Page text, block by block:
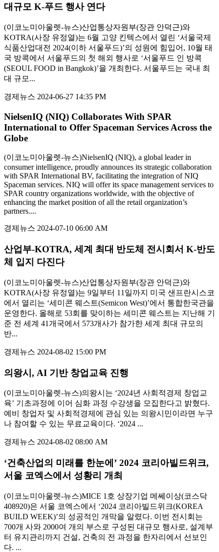
대규모 K-푸드 행사 연다
(이코노미아울렛-뉴스)산업통상자원부(장관 안덕근)와
KOTRA(사장 유정열)는 6월 고양 킨텍스에서 열린 ‘서울국제
식품산업대전 2024(이하 서울푸드)’의 성원에 힘입어, 10월 태
국 방콕에서 서울푸드의 첫 해외 행사로 ‘서울푸드 인 방콕
(SEOUL FOOD in Bangkok)’을 개최한다. 서울푸드는 국내 최
대 규모...
경제뉴스 2024-06-27 14:35 PM
NielsenIQ (NIQ) Collaborates With SPAR
International to Offer Spaceman Services Across the
Globe
(이코노미아울렛-뉴스)NielsenIQ (NIQ), a global leader in
consumer intelligence, proudly announces its strategic collaboration
with SPAR International BV, facilitating the integration of NIQ
Spaceman services. NIQ will offer its space management services to
SPAR country organizations worldwide, with the objective of
enhancing the market position of all the retail organization’s
partners....
경제뉴스 2024-07-10 06:00 AM
산업부-KOTRA, 세계 최대 반도체 전시회서 K-반도
체 입지 다진다
(이코노미아울렛-뉴스)산업통상자원부(장관 안덕근)와
KOTRA(사장 유정열)는 9일부터 11일까지 미국 샌프란시스코
에서 열리는 ‘세미콘 웨스트(Semicon West)’에서 통합한국관을
운영한다. 올해로 53회를 맞이하는 세미콘 웨스트는 지난해 기
준 전 세계 41개국에서 573개사가 참가한 세계 최대 규모의
반...
경제뉴스 2024-08-02 15:00 PM
의왕시, AI 기반 창업교육 진행
(이코노미아울렛-뉴스)의왕시는 ‘2024년 사회적경제 창업교
육’ 기초과정에 이어 심화 과정 수강생을 모집한다고 밝혔다.
예비 창업자 및 사회적경제에 관심 있는 의왕시민이라면 누구
나 참여할 수 있는 무료교육이다. ‘2024 ...
경제뉴스 2024-08-02 08:00 AM
‘건축산업의 미래를 한눈에’ 2024 코리아빌드위크,
서울 코엑스에서 성황리 개최
(이코노미아울렛-뉴스)MICE 1호 상장기업 메쎄이상(코스닥
408920)은 서울 코엑스에서 ‘2024 코리아빌드위크(KOREA
BUILD WEEK)’의 성공적인 개막을 알렸다. 이번 전시회는
700개 사와 2000여 개의 부스로 구성된 대규모 행사로, 설계부
터 유지관리까지 건설, 건축의 전 과정을 한자리에서 선보인
다. ...